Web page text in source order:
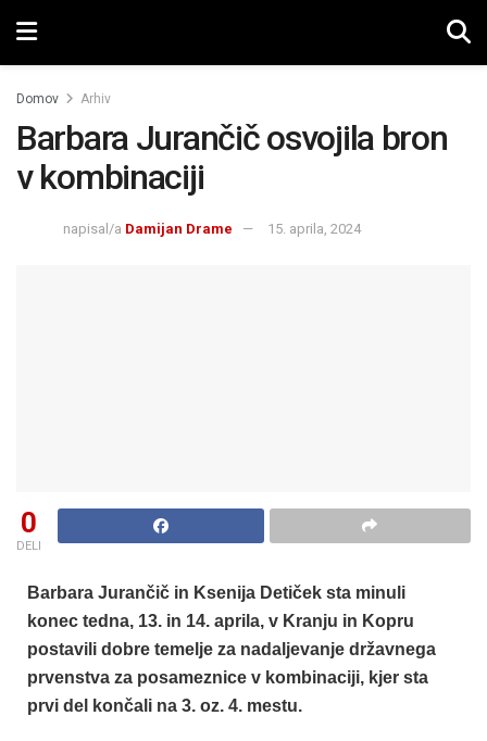
Domov Arhiv
Barbara Jurančič osvojila bron
v kombinaciji
napisal/a Damijan Drame 15. aprila, 2024
0
DELI
Barbara Jurančič in Ksenija Detiček sta minuli
konec tedna, 13. in 14. aprila, v Kranju in Kopru
postavili dobre temelje za nadaljevanje državnega
prvenstva za posameznice v kombinaciji, kjer sta
prvi del končali na 3. oz. 4. mestu.